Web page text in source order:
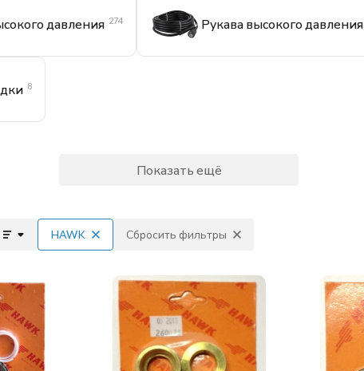
давления 274 Рукава высокого давления
8
Показать ещё
HAWK Сбросить фильтры